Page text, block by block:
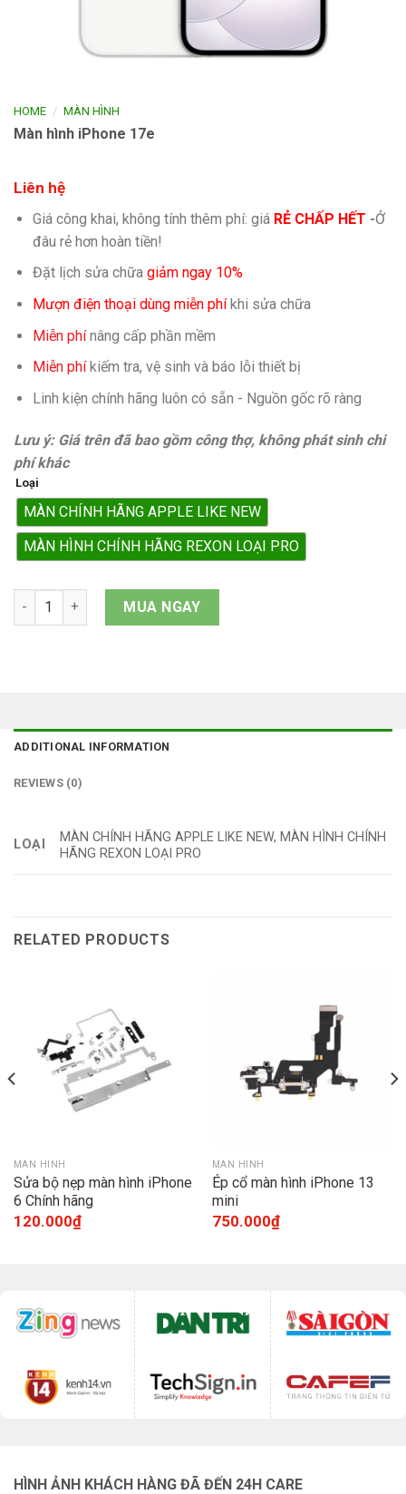
HOME / MÀN HÌNH
Màn hình iPhone 17e
Liên hệ
Giá công khai, không tính thêm phí: giá RẺ CHẤP HẾT -Ở
đâu rẻ hơn hoàn tiền!
Đặt lịch sửa chữa giảm ngay 10%
Mượn điện thoại dùng miễn phíkhi sửa chữa
Miễn phínâng cấp phần mềm
Miễn phíkiếm tra, vệ sinh và báo lỗi thiết bị
Linh kiện chính hãng luôn có sẵn - Nguồn gốc rõ ràng
Lưu ý: Giá trên đã bao gồm công thợ, không phát sinh chi
phí khác
Loại
MÀN CHÍNH HÃNG APPLE LIKE NEW
MÀN HÌNH CHÍNH HÃNG REXON LOẠI PRO
Màn hình iPhone 17e quantity
MUA NGAY
ADDITIONAL INFORMATION
REVIEWS (0)
LOẠI
MÀN CHÍNH HÃNG APPLE LIKE NEW, MÀN HÌNH CHÍNH
HÃNG REXON LOẠI PRO
RELATED PRODUCTS
MÀN HÌNH
Sửa bộ nẹp màn hình iPhone
6 Chính hãng
120.000₫
MÀN HÌNH
Ép cổ màn hình iPhone 13
mini
750.000₫
HÌNH ẢNH KHÁCH HÀNG ĐÃ ĐẾN 24H CARE